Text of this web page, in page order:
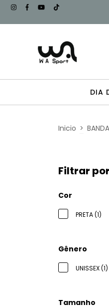
DIA
Inicio >
Filtrar por
Cor
PRETA (1)
Gênero
UNISSEX (1)
Tamanho